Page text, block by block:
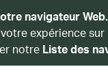
navigateur Web.
expérience
notre Liste des